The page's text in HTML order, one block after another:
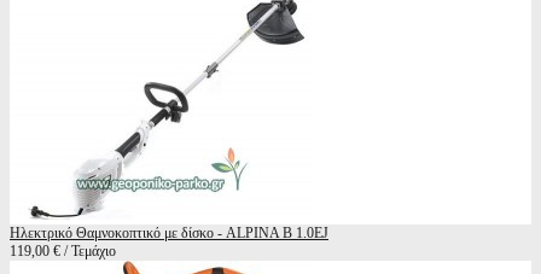
Ηλεκτρικό Θαμνοκοπτικό με δίσκο - ALPINA B 1.0EJ
119,00 € / Τεμάχιο